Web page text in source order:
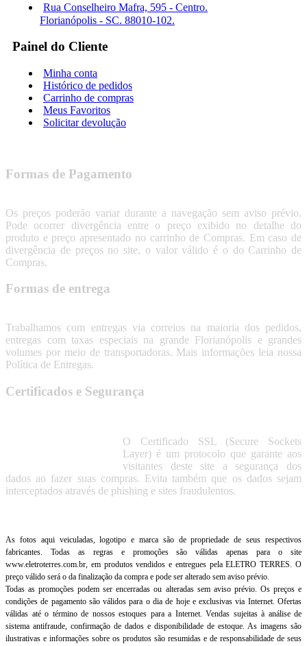
Rua Conselheiro Mafra, 595 - Centro.
Florianópolis - SC. 88010-102.
Painel do Cliente
Minha conta
Histórico de pedidos
Carrinho de compras
Meus Favoritos
Solicitar devolução
Formas de Pagamento
Os preços poderão variar durante a navegação sem aviso prévio.
Pode ocorrer divergência entre o preço exibido no detalhe do
produto e preço apresentado no carrinho de Compras. Em caso de
divergência de preços no site, o valor válido é o do Carrinho de
Compras.
Formas de entrega
Trabalhamos com entregas via correios na maioria dos pedidos,
entregas com taxas especiais na grande Florianópolis e grandes
volumes por meio de transportadoras. Mais informações leia nossa
Política de Entregas.
Certificados e Segurança
O Certificado SSL (Secure Sockets
Layer) é um protocolo que garante aos
visitantes deste site a segurança dos
dados ao fazer suas compras. Evita também que os dados sejam
interceptados através de phishing e sites fraudulentos.
As fotos aqui veiculadas, logotipo e marca são de propriedade de seus respectivos
fabricantes. Todas as regras e promoções são válidas apenas para o site
www.eletroterres.com.br, em produtos vendidos e entregues pela ELETRO TERRES. O
preço válido será o da finalização da compra e pode ser alterado sem aviso prévio.
Todas as promoções podem ser encerradas ou alteradas sem aviso prévio. Os preços e
condições de pagamento são válidos para o dia de hoje e exclusivas via Internet. Ofertas
válidas até o término de nossos estoques para a Internet. Vendas sujeitas à análise de
sistema antifraude, confirmação de dados e disponibilidade de estoque. As imagens são
ilustrativas e informações sobre os produtos são resumidas e de responsabilidade de seus